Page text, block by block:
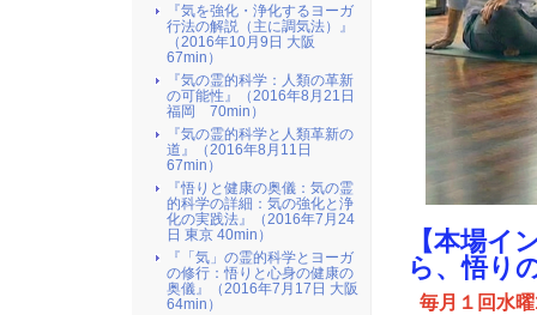
【本場イ
ら、悟り
毎月１回水
『気を強化・浄化するヨーガ
行法の解説（主に調気法）』
（2016年10月9日 大阪
67min）
『気の霊的科学：人類の革新
の可能性』（2016年8月21日
福岡 70min）
『気の霊的科学と人類革新の
道』（2016年8月11日
67min）
『悟りと健康の奥儀：気の霊
的科学の詳細：気の強化と浄
化の実践法』（2016年7月24
日 東京 40min）
『「気」の霊的科学とヨーガ
の修行：悟りと心身の健康の
奥儀』（2016年7月17日 大阪
64min）